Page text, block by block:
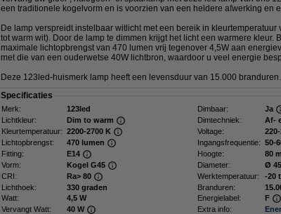
een traditionele kogelvorm en is voorzien van een heldere afwerking en
De lamp verspreidt instelbaar witlicht met een bereik in
tot warm wit). Door de lamp te dimmen krijgt het licht een warmere kleur.
maximale lichtopbrengst van 470 lumen vrij tegenover 4,5W aan
met die van een ouderwetse 40W lichtbron, waardoor u veel energie
Deze 123led-huismerk lamp heeft een levensduur van 15.000 branduren.
Specificaties
Merk: 123led Dimbaar:
Ja
Lichtkleur:
Dim to warm Dimtechniek:
Af-
Kleurtemperatuur: 2200-2700 K Voltage:
Lichtopbrengst:
470 lumen Ingangsfrequentie: 50-
Fitting:
E14 Hoogte:
80
Vorm:
Kogel G45 Diameter:
Ø
CRI:
Ra> 80 Werktemperatuur:
-20
Lichthoek:
330 graden Branduren:
Watt:
4,5 W Energielabel:
F
Vervangt Watt:
40 W Extra info: